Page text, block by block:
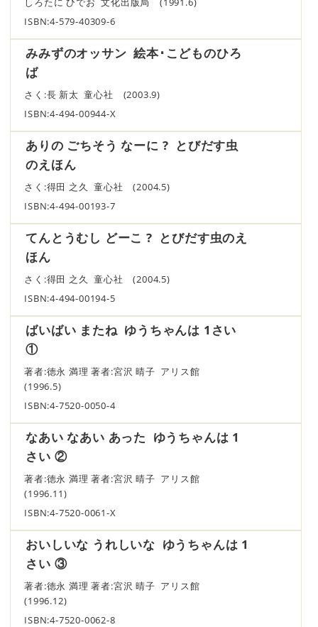
ISBN:4-579-40309-6
みみずのオッサン 絵本･こどものひろ
ば
さく:長 新太 童心社 (2003.9)
ISBN:4-494-00944-X
ありの ごちそう なーに ? とびだす虫
のえほん
さく:得田 之久 童心社 (2004.5)
ISBN:4-494-00193-7
てんとうむし どーこ ? とびだす虫のえ
ほん
さく:得田 之久 童心社 (2004.5)
ISBN:4-494-00194-5
ばいばい またね ゆうちゃんは 1さい
①
著者:徳永 満理 著者:宮沢 晴子 アリス館
(1996.5)
ISBN:4-7520-0050-4
なあい なあい あった ゆうちゃんは 1
さい ②
著者:徳永 満理 著者:宮沢 晴子 アリス館
(1996.11)
ISBN:4-7520-0061-X
おいしいな うれしいな ゆうちゃんは 1
さい ③
著者:徳永 満理 著者:宮沢 晴子 アリス館
(1996.12)
ISBN:4-7520-0062-8